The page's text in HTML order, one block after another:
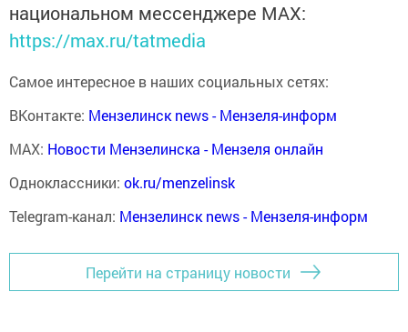
национальном мессенджере MАХ:
https://max.ru/tatmedia
Самое интересное в наших социальных сетях:
ВКонтакте: Мензелинск news - Мензеля-информ
MAX: Новости Мензелинска - Мензеля онлайн
Одноклассники: ok.ru/menzelinsk
Telegram-канал: Мензелинск news - Мензеля-информ
Перейти на страницу новости